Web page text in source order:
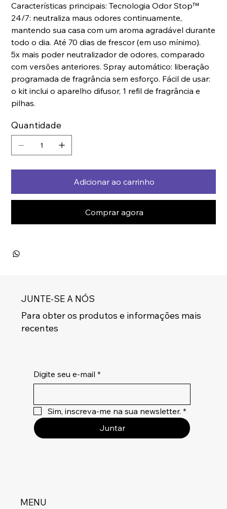
Características principais: Tecnologia Odor Stop™
24/7: neutraliza maus odores continuamente,
mantendo sua casa com um aroma agradável durante
todo o dia. Até 70 dias de frescor (em uso mínimo).
5x mais poder neutralizador de odores, comparado
com versões anteriores. Spray automático: liberação
programada de fragrância sem esforço. Fácil de usar:
o kit inclui o aparelho difusor, 1 refil de fragrância e
pilhas.
Quantidade
Adicionar ao carrinho
Comprar agora
JUNTE-SE A NÓS
Para obter os produtos e informações mais
recentes
Digite seu e-mail *
Sim, inscreva-me na sua newsletter. *
Juntar
MENU